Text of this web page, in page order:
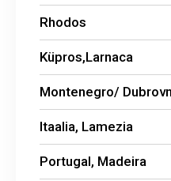
Rhodos
Küpros,Larnaca
Montenegro/
Itaalia, Lamezia
Portugal, Madeira